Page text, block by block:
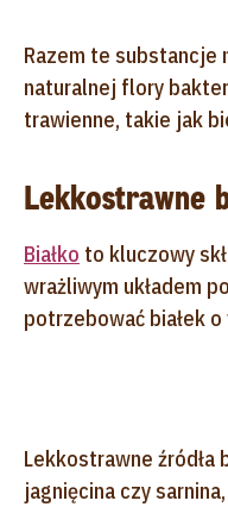
Razem te substancje
naturalnej flory
trawienne, takie jak
Lekkostrawne
Białko to kluczowy
wrażliwym układem
potrzebować białek
Lekkostrawne źródła
jagnięcina czy